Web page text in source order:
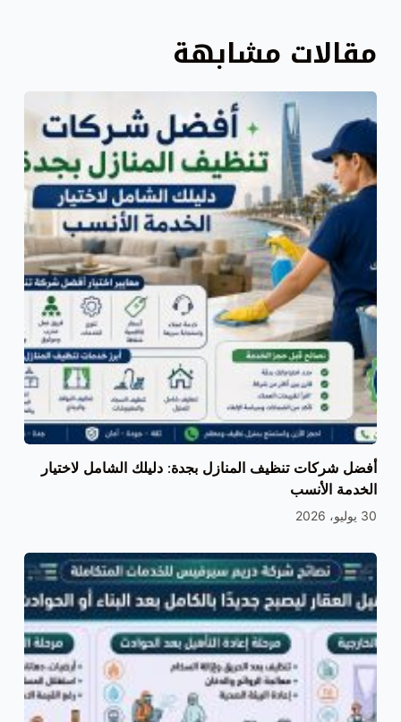
مقالات مشابهة
أفضل شركات تنظيف المنازل بجدة: دليلك الشامل لاختيار
الخدمة الأنسب
30 يوليو، 2026